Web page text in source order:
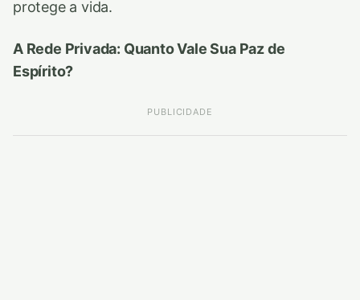
protege a vida.
A Rede Privada: Quanto Vale Sua Paz de
Espírito?
PUBLICIDADE